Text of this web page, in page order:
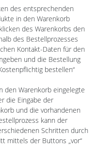
des entsprechenden
in den Warenkorb
des Warenkorbs den
des Bestellprozesses
Kontakt-Daten für den
und die Bestellung
bestellen“
den Warenkorb eingelegte
die Eingabe der
und die vorhandenen
kann der
Schritten durch
mittels der Buttons „vor“